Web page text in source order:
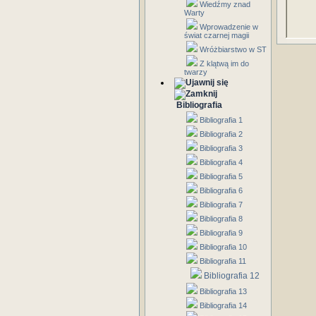
Wiedźmy znad
Warty
Wprowadzenie w
świat czarnej magii
Wróżbiarstwo w ST
Z klątwą im do
twarzy
Bibliografia
Bibliografia 1
Bibliografia 2
Bibliografia 3
Bibliografia 4
Bibliografia 5
Bibliografia 6
Bibliografia 7
Bibliografia 8
Bibliografia 9
Bibliografia 10
Bibliografia 11
Bibliografia 12
Bibliografia 13
Bibliografia 14